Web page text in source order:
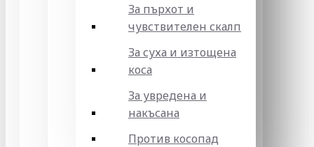
За пърхот и
чувствителен скалп
За суха и изтощена
коса
За увредена и
накъсана
Против косопад